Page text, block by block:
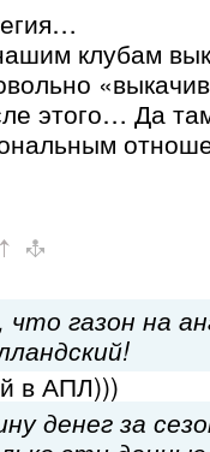
клубам
этого… Да
газон на
в АПЛ)))
денег за